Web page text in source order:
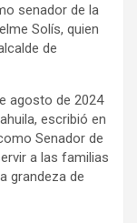
senador de la
Solís, quien
de
agosto de 2024
escribió en
Senador de
a las familias
grandeza de